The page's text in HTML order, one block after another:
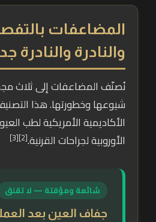
المضاعفات
والنادرة والنادرة
نُصنّف المضاعفات إلى ثلاث
شيوعها وخطورتها. هذا
الأكاديمية الأمريكية لطب
الأوروبية لجراحات القرنية.[2][3]
شائعة ومؤقتة — لا تقلق
جفاف العين بعد